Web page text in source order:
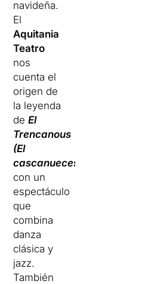
navideña.
El
Aquitania
Teatro
nos
cuenta el
origen de
la leyenda
deEl
Trencanous
(El
cascanueces)
con un
espectáculo
que
combina
danza
clásica y
jazz.
También